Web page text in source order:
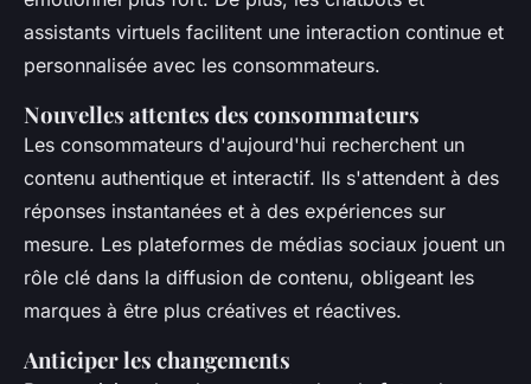
assistants virtuels facilitent une interaction continue et
personnalisée avec les consommateurs.
Nouvelles attentes des consommateurs
Les consommateurs d'aujourd'hui recherchent un
contenu authentique et interactif. Ils s'attendent à des
réponses instantanées et à des expériences sur
mesure. Les plateformes de médias sociaux jouent un
rôle clé dans la diffusion de contenu, obligeant les
marques à être plus créatives et réactives.
Anticiper les changements